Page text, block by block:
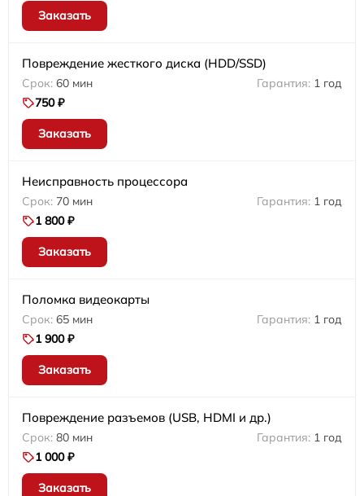
Заказать
Повреждение жесткого диска (HDD/SSD)
60 мин
1 год
750 ₽
Заказать
Неисправность процессора
70 мин
1 год
1 800 ₽
Заказать
Поломка видеокарты
65 мин
1 год
1 900 ₽
Заказать
Повреждение разъемов (USB, HDMI и др.)
80 мин
1 год
1 000 ₽
Заказать